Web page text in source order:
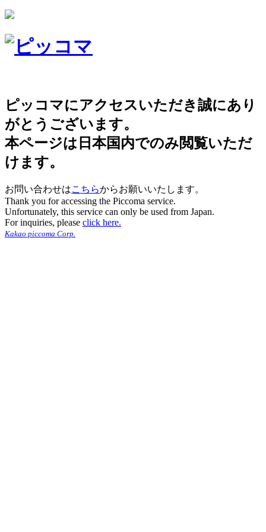
ピッコマにアクセスいただき誠にあり
がとうございます。
本ページは日本国内でのみ閲覧いただ
けます。
お問い合わせはこちらからお願いいたします。
Thank you for accessing the Piccoma service.
Unfortunately, this service can only be used from Japan.
For inquiries, please click here.
Kakao piccoma Corp.